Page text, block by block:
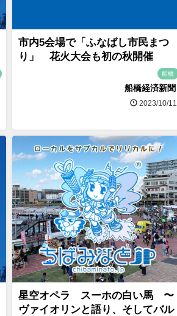
市内5会場で「ふなばし市民まつ
り」 花火大会も初の秋開催
船橋
船橋経済新聞
2023/10/11
星空オペラ スーホの白い馬 〜
ヴァイオリンと語り、そしてバル